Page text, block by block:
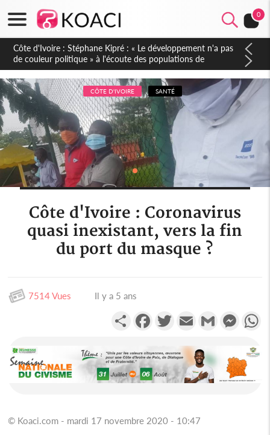
0
Mali : Les FAMa accueillent 254 anciens combattants issus de
groupes armés
CÔTE D'IVOIRE SANTÉ
Côte d'Ivoire : Coronavirus
quasi inexistant, vers la fin
du port du masque ?
7514 Vues Il y a 5 ans
PartagerFacebookTwitterEmail Gmail
© Koaci.com - mardi 17 novembre 2020 - 10:47